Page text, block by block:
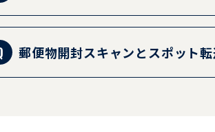
急ぎの郵便物が多い方はレターパ
外に受け取りたい方は時間外郵便
郵便物開封スキャンとスポット